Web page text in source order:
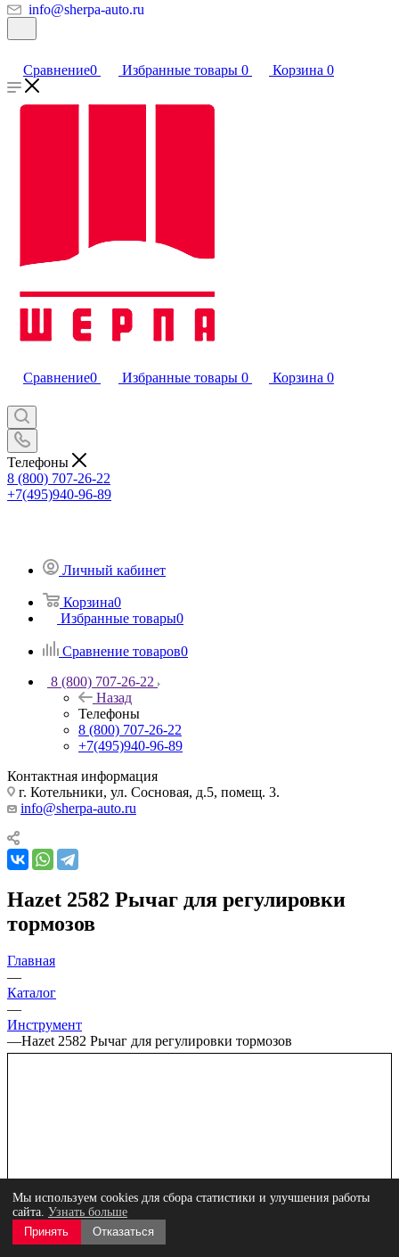
info@sherpa-auto.ru
Сравнение0 Избранные товары 0 Корзина 0
Сравнение0 Избранные товары 0 Корзина 0
Телефоны
8 (800) 707-26-22
+7(495)940-96-89
Личный кабинет
Корзина0
Избранные товары0
Сравнение товаров0
8 (800) 707-26-22
Назад
Телефоны
8 (800) 707-26-22
+7(495)940-96-89
Контактная информация
г. Котельники, ул. Сосновая, д.5, помещ. 3.
info@sherpa-auto.ru
Hazet 2582 Рычаг для регулировки
тормозов
Главная
—
Каталог
—
Инструмент
—Hazet 2582 Рычаг для регулировки тормозов
Мы используем cookies для сбора статистики и улучшения работы
сайта. Узнать больше
Принять
Отказаться